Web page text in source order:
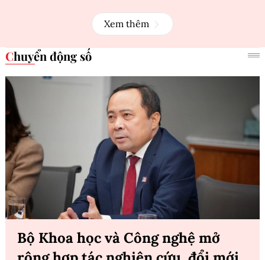
Xem thêm
Chuyển động số
Bộ Khoa học và Công nghệ mở